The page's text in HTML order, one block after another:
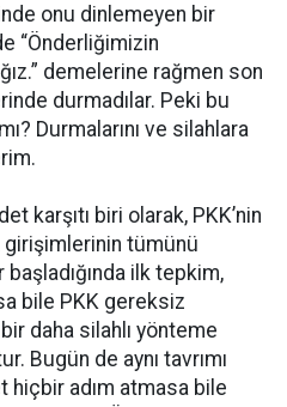
onu dinlemeyen bir
“Önderliğimizin
demelerine rağmen son
durmadılar. Peki bu
Durmalarını ve silahlara
karşıtı biri olarak, PKK’nin
tümünü
ilk tepkim,
bile PKK gereksiz
daha silahlı yönteme
Bugün de aynı tavrımı
hiçbir adım atmasa bile